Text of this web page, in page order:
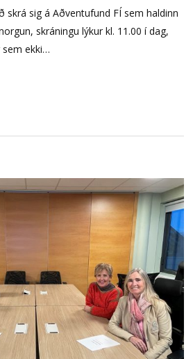
skrá sig á Aðventufund FÍ sem haldinn
skráningu lýkur kl. 11.00 í dag,
sem ekki…